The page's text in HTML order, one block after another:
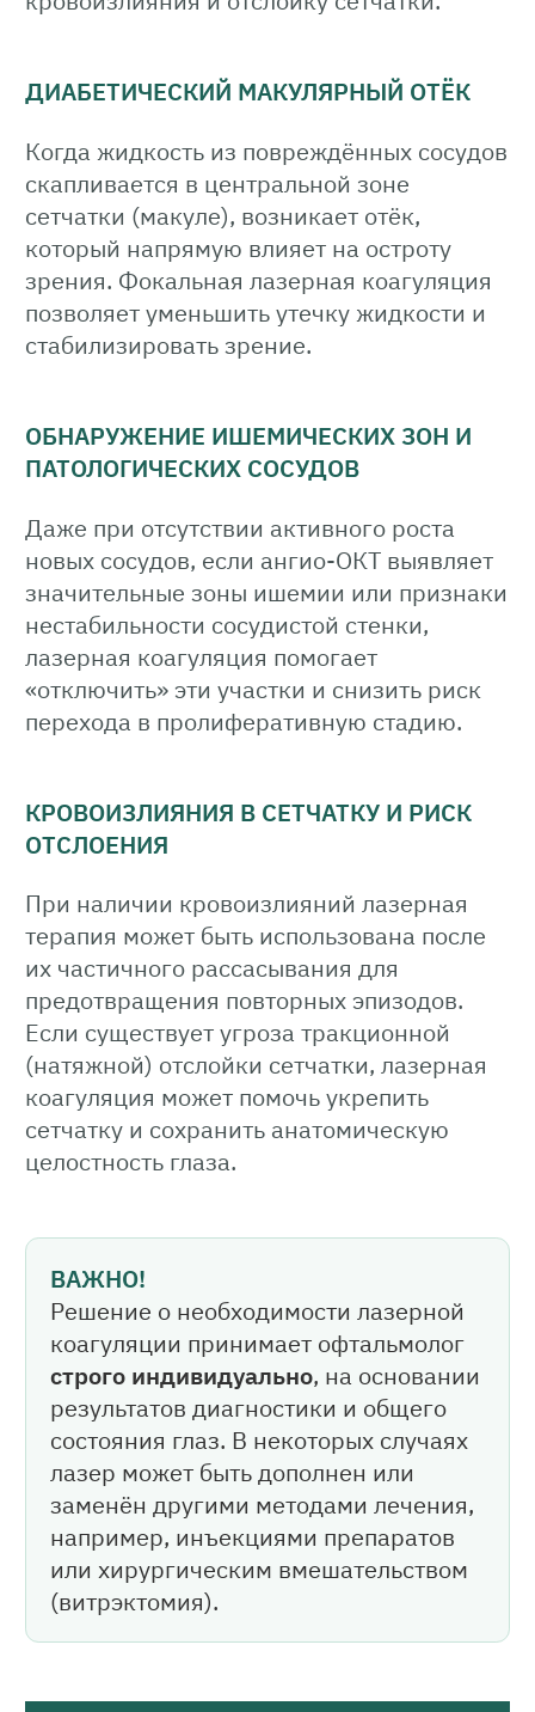
ДИАБЕТИЧЕСКИЙ МАКУЛЯРНЫЙ ОТЁК
Когда жидкость из повреждённых сосудов
скапливается в центральной зоне
сетчатки (макуле), возникает отёк,
который напрямую влияет на остроту
зрения. Фокальная лазерная коагуляция
позволяет уменьшить утечку жидкости и
стабилизировать зрение.
ОБНАРУЖЕНИЕ ИШЕМИЧЕСКИХ ЗОН И
ПАТОЛОГИЧЕСКИХ СОСУДОВ
Даже при отсутствии активного роста
новых сосудов, если ангио-ОКТ выявляет
значительные зоны ишемии или признаки
нестабильности сосудистой стенки,
лазерная коагуляция помогает
«отключить» эти участки и снизить риск
перехода в пролиферативную стадию.
КРОВОИЗЛИЯНИЯ В СЕТЧАТКУ И РИСК
ОТСЛОЕНИЯ
При наличии кровоизлияний лазерная
терапия может быть использована после
их частичного рассасывания для
предотвращения повторных эпизодов.
Если существует угроза тракционной
(натяжной) отслойки сетчатки, лазерная
коагуляция может помочь укрепить
сетчатку и сохранить анатомическую
целостность глаза.
ВАЖНО!
Решение о необходимости лазерной
коагуляции принимает офтальмолог
строго индивидуально, на основании
результатов диагностики и общего
состояния глаз. В некоторых случаях
лазер может быть дополнен или
заменён другими методами лечения,
например, инъекциями препаратов
или хирургическим вмешательством
(витрэктомия).